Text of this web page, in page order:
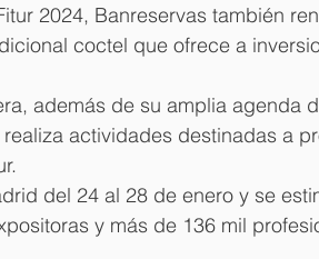
2024, Banreservas también
coctel que ofrece a
además de su amplia agenda
actividades destinadas a
del 24 al 28 de enero y se
y más de 136 mil